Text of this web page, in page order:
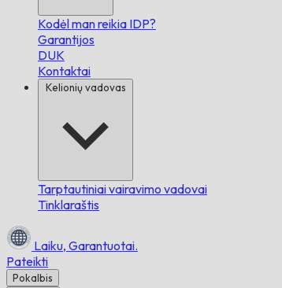
Kodėl man reikia IDP?
Garantijos
DUK
Kontaktai
Kelionių vadovas
Tarptautiniai vairavimo vadovai
Tinklaraštis
Laiku, Garantuotai.
Pateikti
Pokalbis